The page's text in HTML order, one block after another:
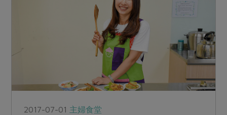
2017-07-01 主婦食堂